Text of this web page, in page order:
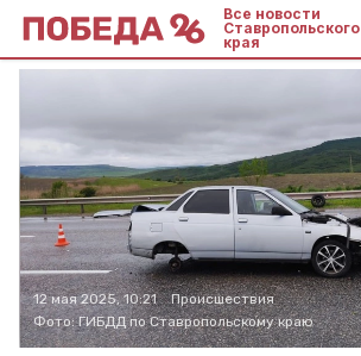
Все новости
Ставропольского
края
12 мая 2025, 10:21
Происшествия
Фото:ГИБДД по Ставропольскому краю